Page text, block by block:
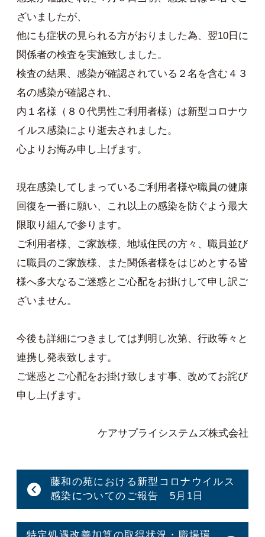
ざいましたが、
他にも症状の見られる方がおりました為、翌10日に
関係者の検査を実施致しました。
検査の結果、感染が確認されている２名を含む４３
名の感染が確認され、
内１名様（８０代男性ご利用者様）は新型コロナウ
イルス感染により逝去されました。
心よりお悔み申し上げます。
現在感染してしまっているご利用者様や職員の健康
回復を一番に願い、これ以上の感染を防ぐよう最大
限取り組んで参ります。
ご利用者様、ご家族様、地域住民の方々、職員並び
に職員のご家族様、また関係者様をはじめとする皆
様へ多大なるご迷惑とご心配をお掛けして申し訳ご
ざいません。
今後も詳細につきましては判明し次第、行政等々と
連携し発表致します。
ご迷惑とご心配をお掛け致します事、改めてお詫び
申し上げます。
ケアサプライシステムズ株式会社
藤和の苑における新型コロナウイルス
感染についてのご報告 5月1日